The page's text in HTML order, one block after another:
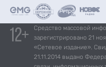
Средство массовой
зарегистрировано 21
«Сетевое издание».
21.11.2014 выдано